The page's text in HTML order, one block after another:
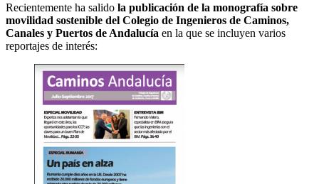
Recientemente ha salido la publicación de la monografía sobre
movilidad sostenible del Colegio de Ingenieros de Caminos,
Canales y Puertos de Andalucía en la que se incluyen varios
reportajes de interés: